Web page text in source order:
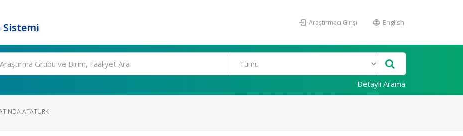
Sistemi
Araştırmacı Girişi English
Detaylı Arama
ATATÜRK